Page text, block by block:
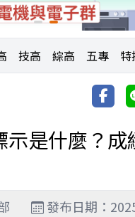
技高 綜高 五專
特
職探成果
示是什麼？成
發布日期：